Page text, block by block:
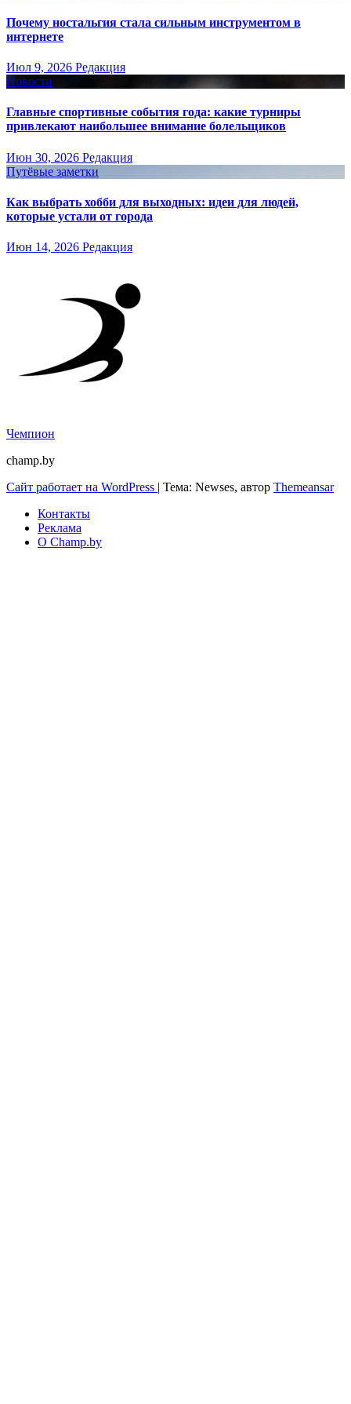
Почему ностальгия стала сильным инструментом в
интернете
Июл 9, 2026 Редакция
Новости
Главные спортивные события года: какие турниры
привлекают наибольшее внимание болельщиков
Июн 30, 2026 Редакция
Путёвые заметки
Как выбрать хобби для выходных: идеи для людей,
которые устали от города
Июн 14, 2026 Редакция
Чемпион
champ.by
Сайт работает на WordPress | Тема: Newses, автор Themeansar
Контакты
Реклама
О Champ.by